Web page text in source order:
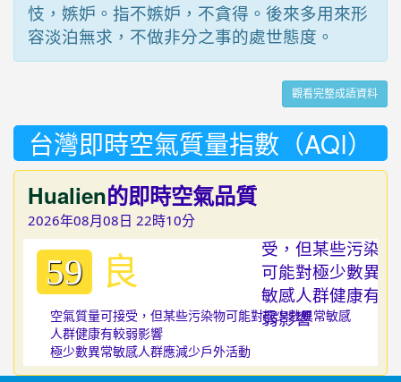
忮，嫉妒。指不嫉妒，不貪得。後來多用來形
容淡泊無求，不做非分之事的處世態度。
觀看完整成語資料
台灣即時空氣質量指數（AQI）
Hualien的即時空氣品質
2026年08月08日 22時10分
59 良
空氣質量可接受，但某些污染物可能對極少數異常敏感
人群健康有較弱影響
極少數異常敏感人群應減少戶外活動